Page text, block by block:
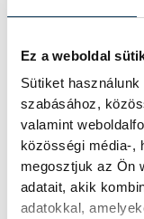
Ez a weboldal
Sütiket
szabásához,
valamint
közösségi média-,
megosztjuk az Ön
adatait, akik
adatokkal,
Jelenleg
utolsó
keddi
Játék